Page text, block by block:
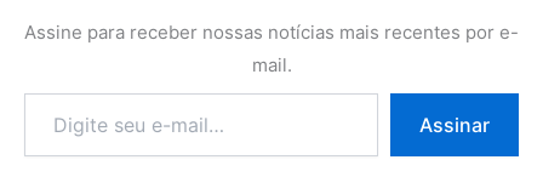
Assine para receber nossas notícias mais recentes por e-
mail.
e-
Assinar